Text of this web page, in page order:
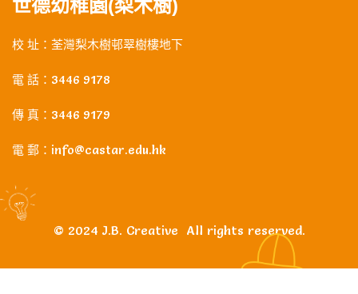
世德幼稚園(梨木樹)
校 址：荃灣梨木樹邨翠樹樓地下
電 話：3446 9178
傳 真：3446 9179
電 郵：info@castar.edu.hk
© 2024 J.B. Creative All rights reserved.